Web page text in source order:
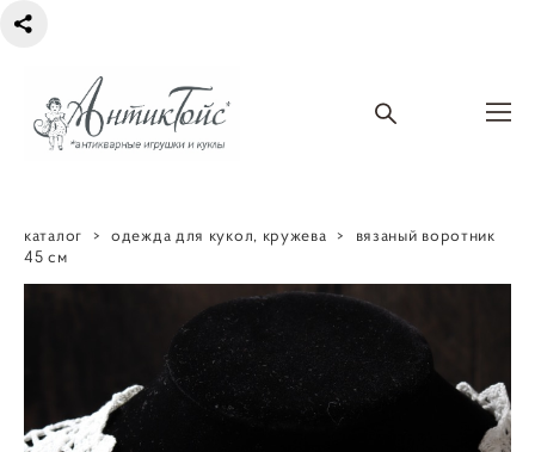
каталог > одежда для кукол, кружева >
вязаный воротник
45 см